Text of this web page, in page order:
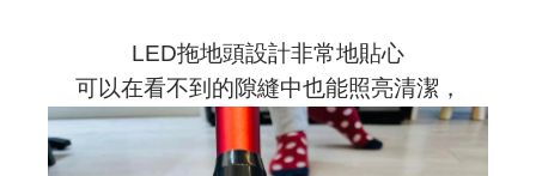
LED拖地頭設計非常地貼心
可以在看不到的隙縫中也能照亮清潔，